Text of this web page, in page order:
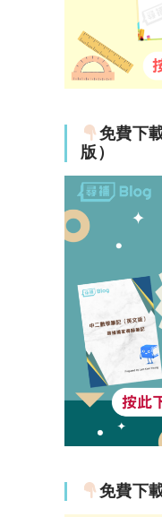
免費下
版）
免費下